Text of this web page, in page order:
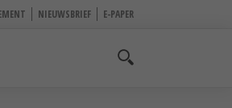
NIEUWSBRIEF E-PAPER